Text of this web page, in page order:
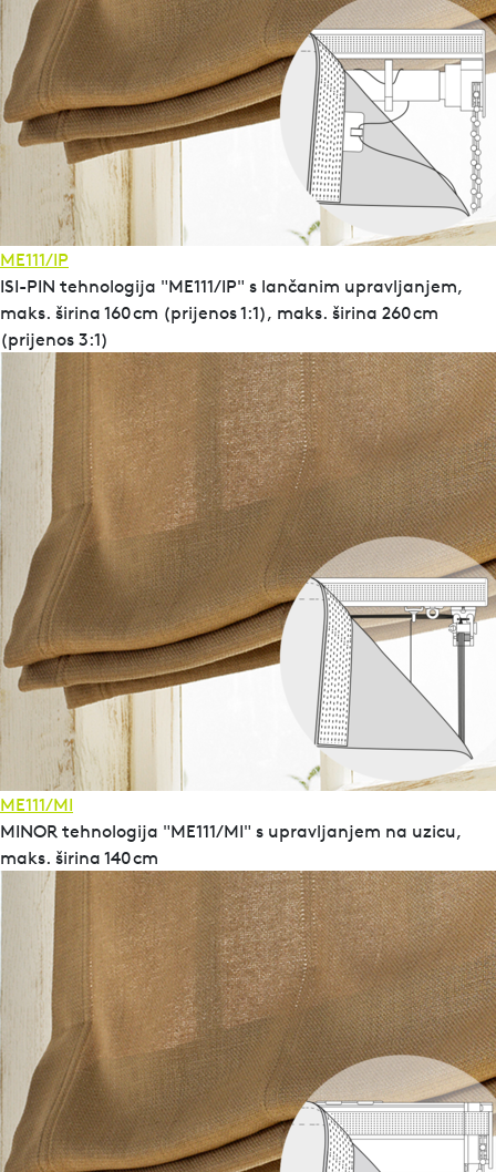
ME111/IP
ISI-PIN tehnologija "ME111/IP" s lančanim upravljanjem,
maks. širina 160 cm (prijenos 1:1), maks. širina 260 cm
(prijenos 3:1)
ME111/MI
MINOR tehnologija "ME111/MI" s upravljanjem na uzicu,
maks. širina 140 cm